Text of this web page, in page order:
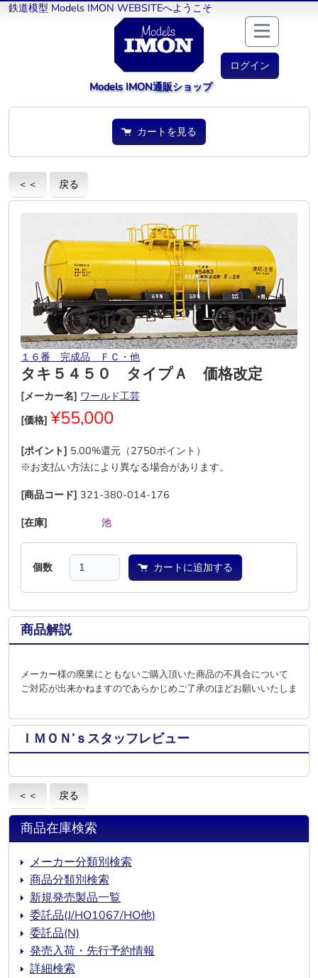
鉄道模型 Models IMON WEBSITEへようこそ
ログイン
Models IMON通販ショップ
カートを見る
＜＜ 戻る
１６番 完成品 ＦＣ・他
タキ５４５０ タイプＡ 価格改定
[メーカー名] ワールド工芸
[価格] ¥55,000
[ポイント] 5.00%還元（2750ポイント）
※お支払い方法により異なる場合があります。
[商品コード] 321-380-014-176
[在庫]
池
個数 カートに追加する
商品解説
メーカー様の廃業にともないご購入頂いた商品の不具合について
ご対応が出来かねますのであらかじめご了承のほどお願いいたします。
ＩＭＯＮ’ｓスタッフレビュー
＜＜ 戻る
商品在庫検索
メーカー分類別検索
商品分類別検索
新規発売製品一覧
委託品(J/HO1067/HO他)
委託品(N)
発売入荷・先行予約情報
詳細検索